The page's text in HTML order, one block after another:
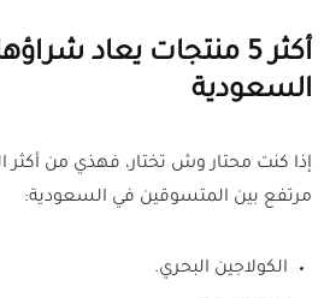
السعودية
إذا كنت محتار وش تختار، فهذي من أكثر
مرتفع بين المتسوقين في السعودية:
الكولاجين البحري.